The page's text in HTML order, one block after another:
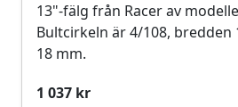
13"-fälg från Racer av
Bultcirkeln är 4/108, bredden
18 mm.
1 037 kr